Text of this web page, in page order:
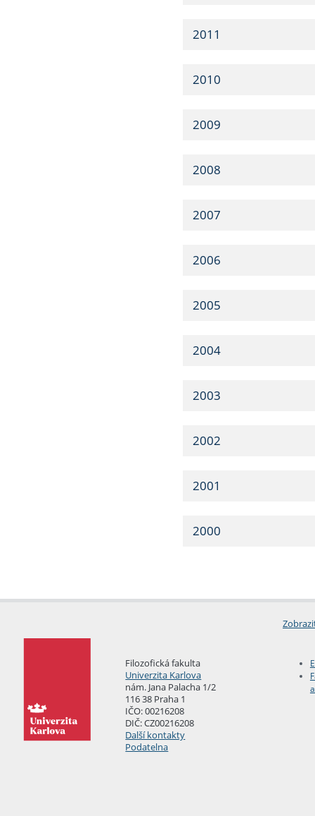
2011
2010
2009
2008
2007
2006
2005
2004
2003
2002
2001
2000
Filozofická fakulta
Univerzita Karlova
nám. Jana Palacha 1/2
116 38 Praha 1
IČO: 00216208
DIČ: CZ00216208
Další kontakty
Podatelna